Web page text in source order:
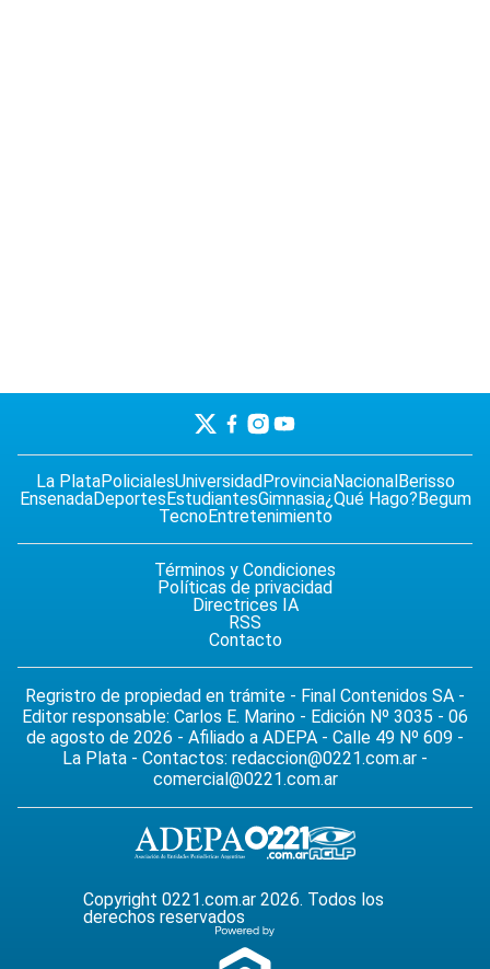
La PlataPolicialesUniversidadProvinciaNacionalBerisso
EnsenadaDeportesEstudiantesGimnasia¿Qué Hago?Begum
TecnoEntretenimiento
Términos y Condiciones
Políticas de privacidad
Directrices IA
RSS
Contacto
Regristro de propiedad en trámite - Final Contenidos SA -
Editor responsable: Carlos E. Marino - Edición Nº 3035 - 06
de agosto de 2026 - Afiliado a ADEPA - Calle 49 Nº 609 -
La Plata - Contactos: redaccion@0221.com.ar -
comercial@0221.com.ar
Copyright 0221.com.ar 2026. Todos los
derechos reservados